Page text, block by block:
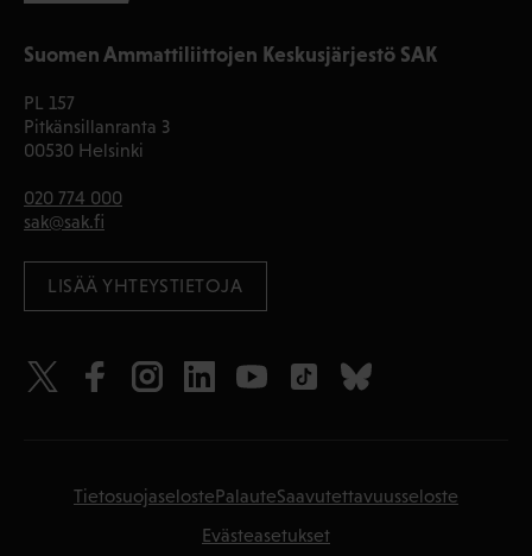
Suomen Ammattiliittojen Keskusjärjestö SAK
PL 157
Pitkänsillanranta 3
00530 Helsinki
020 774 000
sak@sak.fi
LISÄÄ YHTEYSTIETOJA
Tietosuojaseloste PalauteSaavutettavuusseloste
Evästeasetukset